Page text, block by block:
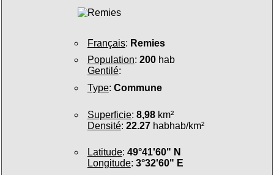
Français: Remies
Population: 200hab
Gentilé:
Type: Commune
Superficie: 8,98km²
Densité: 22.27habhab/km²
Latitude: 49°41'60" N
Longitude: 3°32'60" E